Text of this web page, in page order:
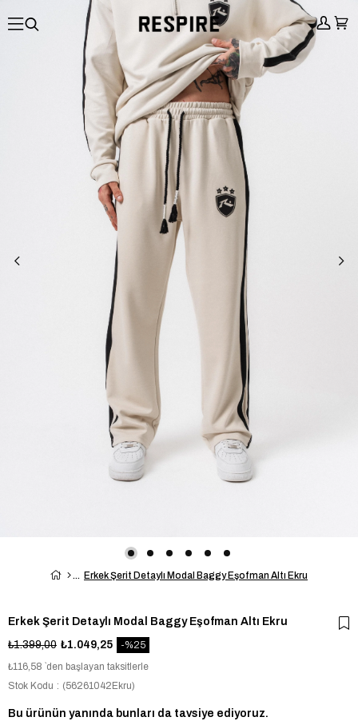
Erkek Şerit Detaylı Modal Baggy Eşofman Altı Ekru
Erkek Şerit Detaylı Modal Baggy Eşofman Altı Ekru
₺1.399,00 ₺1.049,25
25
₺116,58 `den başlayan taksitlerle
Stok Kodu
(56261042Ekru)
Bu ürünün yanında bunları da tavsiye ediyoruz.